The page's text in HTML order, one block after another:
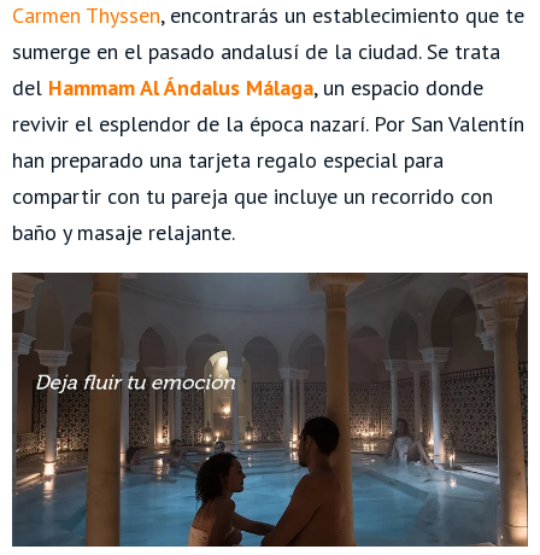
Carmen Thyssen, encontrarás un establecimiento que te
sumerge en el pasado andalusí de la ciudad. Se trata
del Hammam Al Ándalus Málaga, un espacio donde
revivir el esplendor de la época nazarí. Por San Valentín
han preparado una tarjeta regalo especial para
compartir con tu pareja que incluye un recorrido con
baño y masaje relajante.